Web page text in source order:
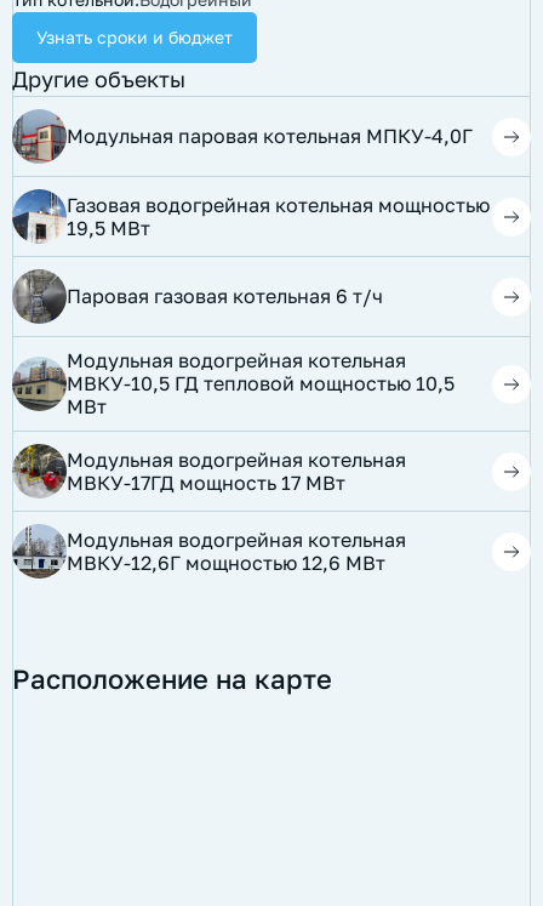
Узнать сроки и бюджет
Другие объекты
Модульная паровая котельная МПКУ-4,0Г
Газовая водогрейная котельная мощностью
19,5 МВт
Паровая газовая котельная 6 т/ч
Модульная водогрейная котельная
МВКУ-10,5 ГД тепловой мощностью 10,5
МВт
​Модульная водогрейная котельная
МВКУ-17ГД мощность 17 МВт
​Модульная водогрейная котельная
МВКУ-12,6Г мощностью 12,6 МВт
Расположение на карте